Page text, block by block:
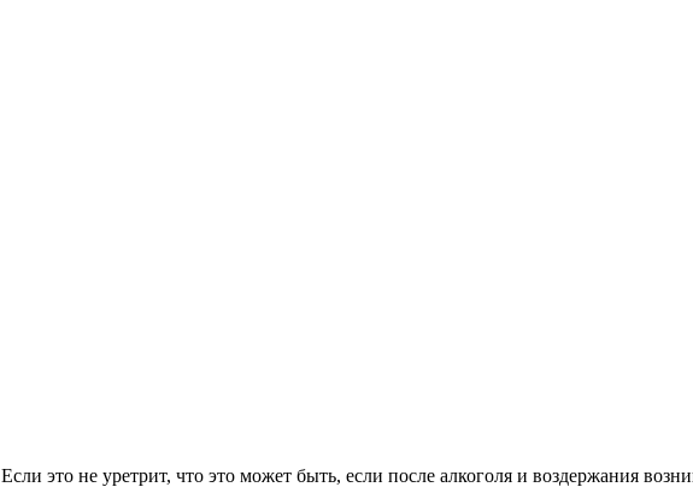
Если это не уретрит, что это может быть, если после алкоголя и воздержания